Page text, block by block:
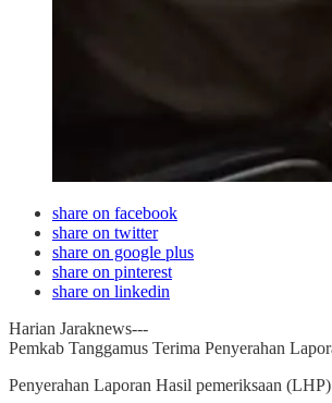
share on facebook
share on twitter
share on google plus
share on pinterest
share on linkedin
Harian Jaraknews---
Pemkab Tanggamus Terima Penyerahan
Penyerahan Laporan Hasil pemeriksaan